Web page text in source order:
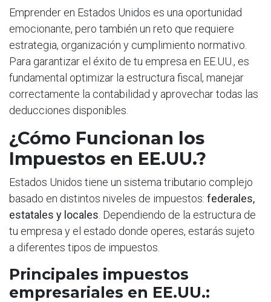
Emprender en Estados Unidos es una oportunidad
emocionante, pero también un reto que requiere
estrategia, organización y cumplimiento normativo.
Para garantizar el éxito de tu empresa en EE.UU., es
fundamental optimizar la estructura fiscal, manejar
correctamente la contabilidad y aprovechar todas las
deducciones disponibles.
¿Cómo Funcionan los
Impuestos en EE.UU.?
Estados Unidos tiene un sistema tributario complejo
basado en distintos niveles de impuestos: federales,
estatales y locales . Dependiendo de la estructura de
tu empresa y el estado donde operes, estarás sujeto
a diferentes tipos de impuestos.
Principales impuestos
empresariales en EE.UU.: